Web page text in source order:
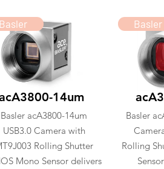
Basler
14um
Basler acA3800-14um
USB3.0 Camera with
Rolling Shutter
Mono Sensor delivers
Basler
Basler
Rolling